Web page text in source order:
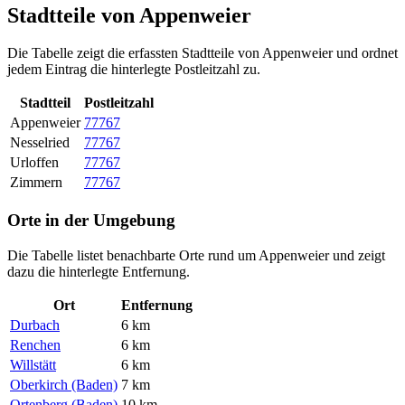
Stadtteile von Appenweier
Die Tabelle zeigt die erfassten Stadtteile von Appenweier und ordnet
jedem Eintrag die hinterlegte Postleitzahl zu.
Stadtteil
Postleitzahl
Appenweier 77767
Nesselried
77767
Urloffen
77767
Zimmern
77767
Orte in der Umgebung
Die Tabelle listet benachbarte Orte rund um Appenweier und zeigt
dazu die hinterlegte Entfernung.
Ort
Entfernung
Durbach
6 km
Renchen
6 km
Willstätt
6 km
Oberkirch (Baden) 7 km